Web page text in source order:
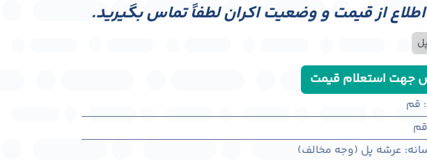
اطلاع از قیمت و وضعیت اکران لطفاً تماس بگیرید.
جهت استعلام قیمت
: قم
قم
: عرشه پل (وجه مخالف)